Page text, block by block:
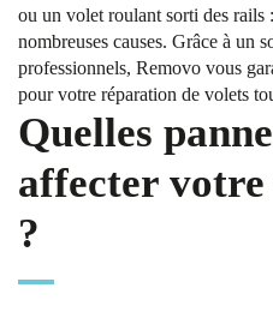
ou un volet roulant sorti des rails
nombreuses causes. Grâce à un
professionnels, Removo vous
pour votre réparation de volets
Quelles
affecter
?